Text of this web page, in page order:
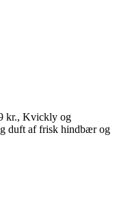
kr., Kvickly og
duft af frisk hindbær og